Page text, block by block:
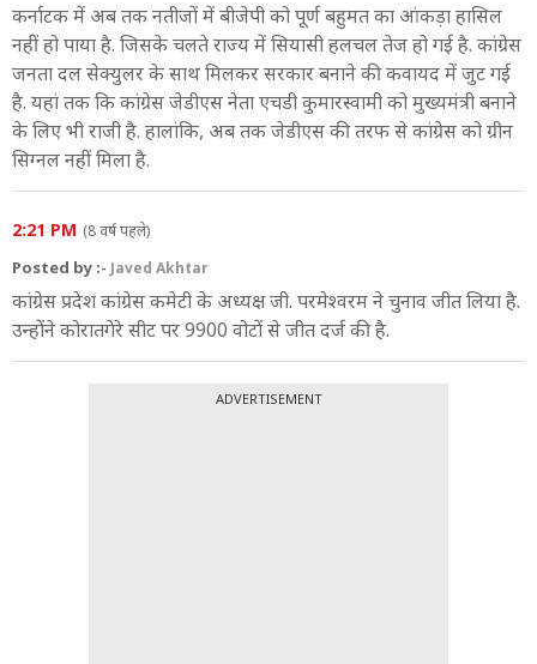
कर्नाटक में अब तक नतीजों में बीजेपी को पूर्ण बहुमत का आंकड़ा हासिल
नहीं हो पाया है. जिसके चलते राज्य में सियासी हलचल तेज हो गई है. कांग्रेस
जनता दल सेक्युलर के साथ मिलकर सरकार बनाने की कवायद में जुट गई
है. यहां तक कि कांग्रेस जेडीएस नेता एचडी कुमारस्वामी को मुख्यमंत्री बनाने
के लिए भी राजी है. हालांकि, अब तक जेडीएस की तरफ से कांग्रेस को ग्रीन
सिग्नल नहीं मिला है.
2:21 PM (8 वर्ष पहले)
Posted by :- Javed Akhtar
कांग्रेस प्रदेश कांग्रेस कमेटी के अध्यक्ष जी. परमेश्वरम ने चुनाव जीत लिया है.
उन्होंने कोरातगेरे सीट पर 9900 वोटों से जीत दर्ज की है.
ADVERTISEMENT